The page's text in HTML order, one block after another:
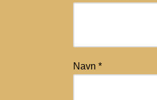
Navn *